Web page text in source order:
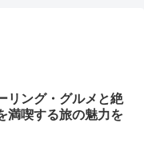
リング・グルメと絶
満喫する旅の魅力を